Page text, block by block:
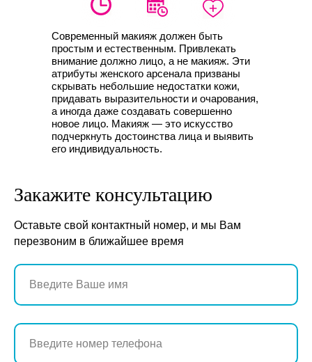
Современный макияж должен быть
простым и естественным. Привлекать
внимание должно лицо, а не макияж. Эти
атрибуты женского арсенала призваны
скрывать небольшие недостатки кожи,
придавать выразительности и очарования,
а иногда даже создавать совершенно
новое лицо. Макияж — это искусство
подчеркнуть достоинства лица и выявить
его индивидуальность.
Закажите консультацию
Оставьте свой контактный номер, и мы Вам
перезвоним в ближайшее время